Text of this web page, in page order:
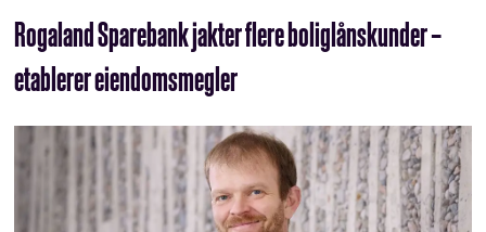
Rogaland Sparebank jakter flere boliglåns­kunder –
etablerer eiendomsmegler